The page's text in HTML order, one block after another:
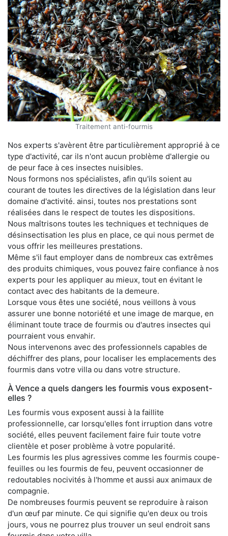
Traitement anti-fourmis
Nos experts s'avèrent être particulièrement approprié à ce
type d'activité, car ils n'ont aucun problème d'allergie ou
de peur face à ces insectes nuisibles.
Nous formons nos spécialistes, afin qu'ils soient au
courant de toutes les directives de la législation dans leur
domaine d'activité. ainsi, toutes nos prestations sont
réalisées dans le respect de toutes les dispositions.
Nous maîtrisons toutes les techniques et techniques de
désinsectisation les plus en place, ce qui nous permet de
vous offrir les meilleures prestations.
Même s'il faut employer dans de nombreux cas extrêmes
des produits chimiques, vous pouvez faire confiance à nos
experts pour les appliquer au mieux, tout en évitant le
contact avec des habitants de la demeure.
Lorsque vous êtes une société, nous veillons à vous
assurer une bonne notoriété et une image de marque, en
éliminant toute trace de fourmis ou d'autres insectes qui
pourraient vous envahir.
Nous intervenons avec des professionnels capables de
déchiffrer des plans, pour localiser les emplacements des
fourmis dans votre villa ou dans votre structure.
À Vence a quels dangers les fourmis vous exposent-
elles ?
Les fourmis vous exposent aussi à la faillite
professionnelle, car lorsqu'elles font irruption dans votre
société, elles peuvent facilement faire fuir toute votre
clientèle et poser problème à votre popularité.
Les fourmis les plus agressives comme les fourmis coupe-
feuilles ou les fourmis de feu, peuvent occasionner de
redoutables nocivités à l'homme et aussi aux animaux de
compagnie.
De nombreuses fourmis peuvent se reproduire à raison
d'un œuf par minute. Ce qui signifie qu'en deux ou trois
jours, vous ne pourrez plus trouver un seul endroit sans